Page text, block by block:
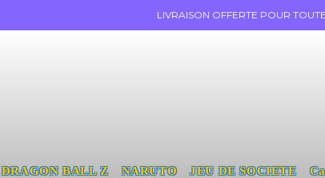
LIVRAISON OFFERTE POUR
DRAGON BALL Z NARUTO JEU DE SOCIETE